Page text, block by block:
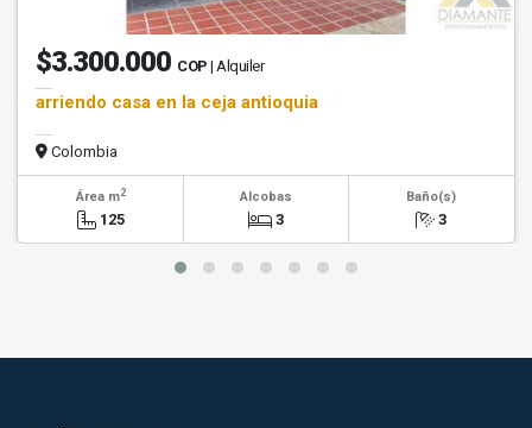
$3.300.000 COP | Alquiler
arriendo casa en la ceja antioquia
Colombia
Área m2
125
Alcobas
3
Baño(s)
3